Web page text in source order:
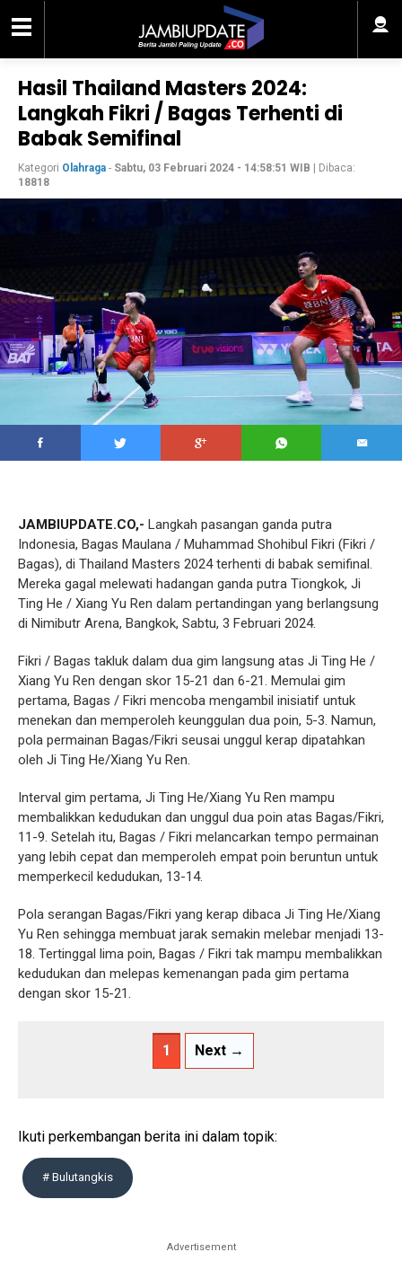
Hasil Thailand Masters 2024:
Langkah Fikri / Bagas Terhenti di
Babak Semifinal
Kategori Olahraga - Sabtu, 03 Februari 2024 - 14:58:51 WIB | Dibaca:
18818
JAMBIUPDATE.CO,- Langkah pasangan ganda putra
Indonesia, Bagas Maulana / Muhammad Shohibul Fikri (Fikri /
Bagas), di Thailand Masters 2024 terhenti di babak semifinal.
Mereka gagal melewati hadangan ganda putra Tiongkok, Ji
Ting He / Xiang Yu Ren dalam pertandingan yang berlangsung
di Nimibutr Arena, Bangkok, Sabtu, 3 Februari 2024.
Fikri / Bagas takluk dalam dua gim langsung atas Ji Ting He /
Xiang Yu Ren dengan skor 15-21 dan 6-21. Memulai gim
pertama, Bagas / Fikri mencoba mengambil inisiatif untuk
menekan dan memperoleh keunggulan dua poin, 5-3. Namun,
pola permainan Bagas/Fikri seusai unggul kerap dipatahkan
oleh Ji Ting He/Xiang Yu Ren.
Interval gim pertama, Ji Ting He/Xiang Yu Ren mampu
membalikkan kedudukan dan unggul dua poin atas Bagas/Fikri,
11-9. Setelah itu, Bagas / Fikri melancarkan tempo permainan
yang lebih cepat dan memperoleh empat poin beruntun untuk
memperkecil kedudukan, 13-14.
Pola serangan Bagas/Fikri yang kerap dibaca Ji Ting He/Xiang
Yu Ren sehingga membuat jarak semakin melebar menjadi 13-
18. Tertinggal lima poin, Bagas / Fikri tak mampu membalikkan
kedudukan dan melepas kemenangan pada gim pertama
dengan skor 15-21.
1 Next →
Ikuti perkembangan berita ini dalam topik:
# Bulutangkis
Advertisement